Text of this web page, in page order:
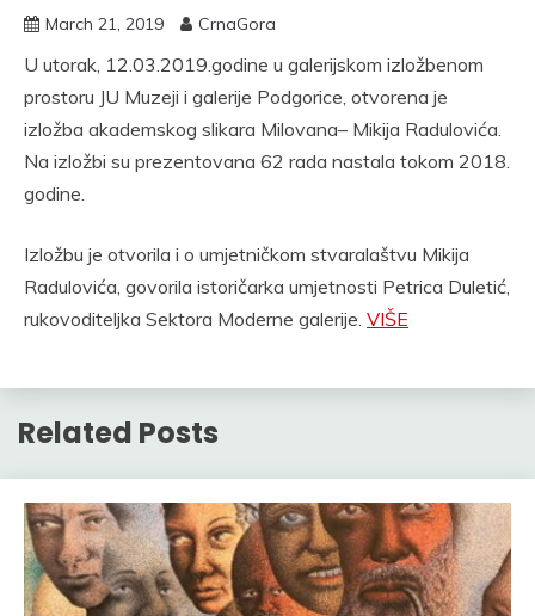
March 21, 2019 CrnaGora
U utorak, 12.03.2019.godine u galerijskom izložbenom
prostoru JU Muzeji i galerije Podgorice, otvorena je
izložba akademskog slikara Milovana– Mikija Radulovića.
Na izložbi su prezentovana 62 rada nastala tokom 2018.
godine.
Izložbu je otvorila i o umjetničkom stvaralaštvu Mikija
Radulovića, govorila istoričarka umjetnosti Petrica Duletić,
rukovoditeljka Sektora Moderne galerije. VIŠE
Related Posts